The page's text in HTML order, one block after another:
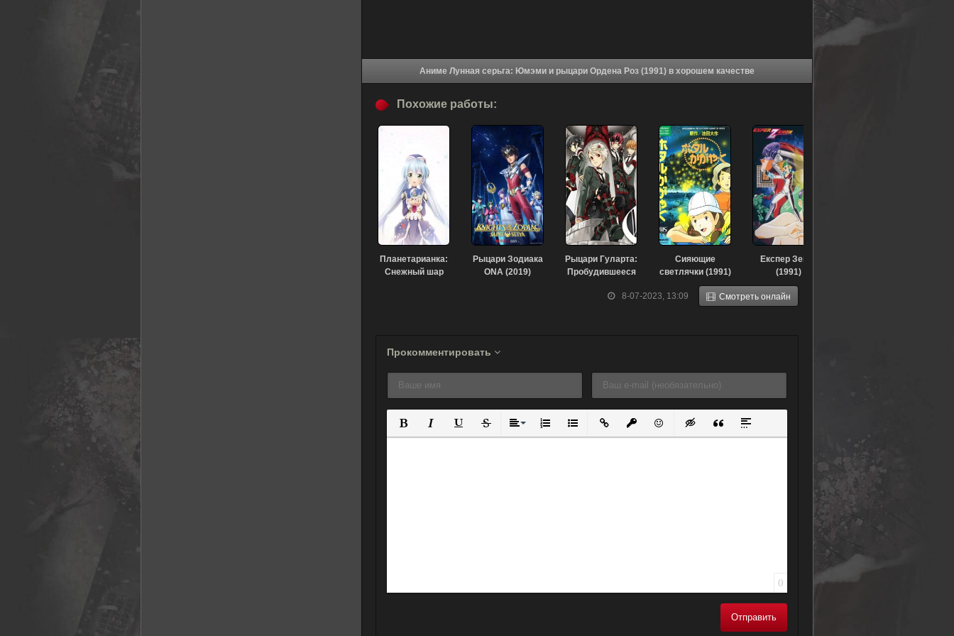
Аниме Лунная серьга: Юмэми и рыцари Ордена Роз (1991) в хорошем качестве
8-07-2023, 13:09 Смотреть онлайн
Похожие работы:
Планетарианка:
Снежный шар
Рыцари Зодиака
ONA (2019)
Рыцари Гуларта:
Пробудившееся
(2010)
Сияющие
светлячки (1991)
Експер Зенон
(1991)
Прокомментировать
Полужирный
КурсивПодчеркнутый
ЗачеркнутыйВыравнивание
Нумерованный список
Маркированный список
Вставить ссылку
Вставить защищенную ссылку
Вставить смайлик
Вставка скрытого текста
Вставка цитаты
Вставка спойлера
0
Отправить